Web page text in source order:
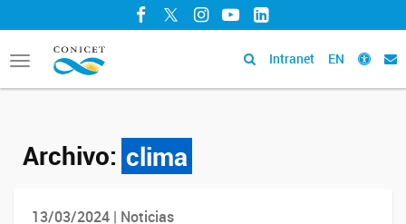
Facebook
TwitterInstagram
YouTubeLinkedIn
Toggle
navigation
Intranet EN
Archivo: clima
13/03/2024 | Noticias